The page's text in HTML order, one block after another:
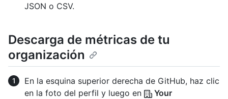
JSON o CSV.
Descarga de métricas de tu
organización
En la esquina superior derecha de GitHub, haz clic
en la foto del perfil y luego en
Your